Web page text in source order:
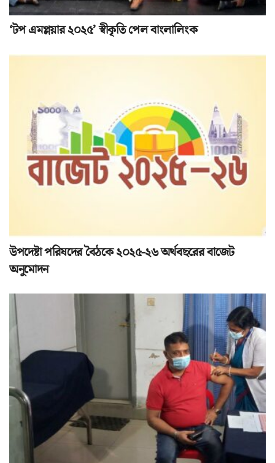
‘টপ এমপ্লয়ার ২০২৫’ স্বীকৃতি পেল বাংলালিংক
উপদেষ্টা পরিষদের বৈঠকে ২০২৫-২৬ অর্থবছরের বাজেট
অনুমোদন